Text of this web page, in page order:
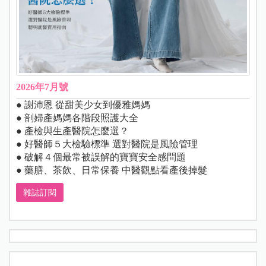
2026年7月號
● 謝沛恩 從甜美少女到優雅媽媽
● 剖婦產媽媽各階段照護大全
● 產檢與生產醫院怎麼選？
● 好醫師５大檢驗標準 選對醫院是風險管理
● 破解４個最常被誤解的寶寶安全感問題
● 藥膳、茶飲、日常保養 中醫觀點看產後掉髮
雜誌訂閱